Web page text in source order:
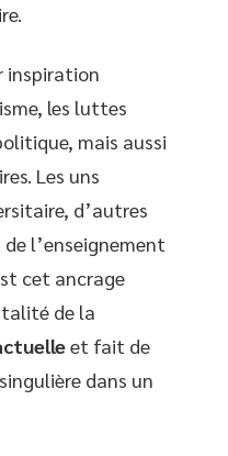
inspiration
les luttes
mais aussi
Les uns
d’autres
l’enseignement
cet ancrage
de la
et fait de
dans un